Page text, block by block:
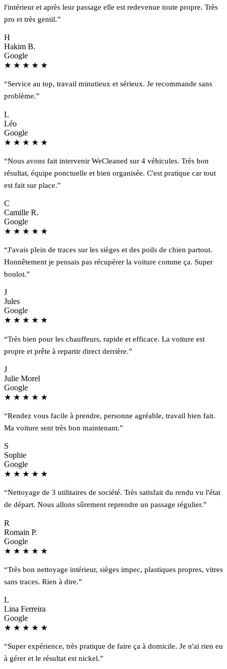
l'intérieur et après leur passage elle est redevenue toute propre. Très
pro et très gentil.”
H
Hakim B.
Google
★ ★ ★ ★ ★
“Service au top, travail minutieux et sérieux. Je recommande sans
problème.”
L
Léo
Google
★ ★ ★ ★ ★
“Nous avons fait intervenir WeCleaned sur 4 véhicules. Très bon
résultat, équipe ponctuelle et bien organisée. C'est pratique car tout
est fait sur place.”
C
Camille R.
Google
★ ★ ★ ★ ★
“J'avais plein de traces sur les sièges et des poils de chien partout.
Honnêtement je pensais pas récupérer la voiture comme ça. Super
boulot.”
J
Jules
Google
★ ★ ★ ★ ★
“Très bien pour les chauffeurs, rapide et efficace. La voiture est
propre et prête à repartir direct derrière.”
J
Julie Morel
Google
★ ★ ★ ★ ★
“Rendez vous facile à prendre, personne agréable, travail bien fait.
Ma voiture sent très bon maintenant.”
S
Sophie
Google
★ ★ ★ ★ ★
“Nettoyage de 3 utilitaires de société. Très satisfait du rendu vu l'état
de départ. Nous allons sûrement reprendre un passage régulier.”
R
Romain P.
Google
★ ★ ★ ★ ★
“Très bon nettoyage intérieur, sièges impec, plastiques propres, vitres
sans traces. Rien à dire.”
L
Lina Ferreira
Google
★ ★ ★ ★ ★
“Super expérience, très pratique de faire ça à domicile. Je n'ai rien eu
à gérer et le résultat est nickel.”